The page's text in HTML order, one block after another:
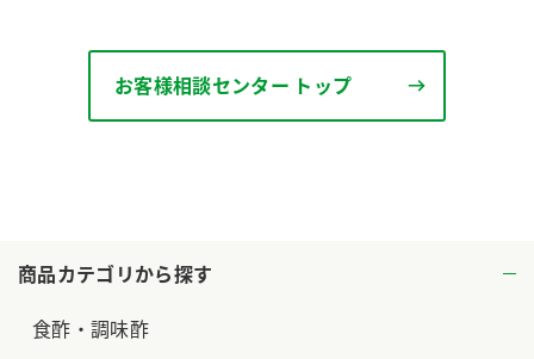
商品カテゴリから探す
食酢・調味酢
お客様相談センター トップ